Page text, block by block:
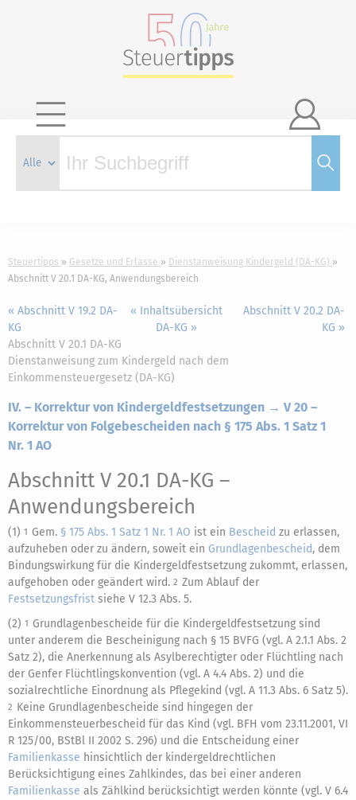

Steuertipps Gesetze und Erlasse
Dienstanweisung Kindergeld (DA-KG)
Abschnitt V 20.1 DA-KG, Anwendungsbereich
« Abschnitt V 19.2 DA-
KG
« Inhaltsübersicht
DA-KG »
Abschnitt V 20.2 DA-
KG »
Abschnitt V 20.1 DA-KG
Dienstanweisung zum Kindergeld nach dem
Einkommensteuergesetz (DA-KG)
IV. – Korrektur von Kindergeldfestsetzungen → V 20 –
Korrektur von Folgebescheiden nach § 175 Abs. 1 Satz 1
Nr. 1 AO
Abschnitt V 20.1 DA-KG –
Anwendungsbereich
(1) 1 Gem. § 175 Abs. 1 Satz 1 Nr. 1 AO ist ein Bescheid zu erlassen,
aufzuheben oder zu ändern, soweit ein Grundlagenbescheid, dem
Bindungswirkung für die Kindergeldfestsetzung zukommt, erlassen,
aufgehoben oder geändert wird. 2 Zum Ablauf der
Festsetzungsfrist siehe V 12.3 Abs. 5.
(2) 1 Grundlagenbescheide für die Kindergeldfestsetzung sind
unter anderem die Bescheinigung nach § 15 BVFG (vgl. A 2.1.1 Abs. 2
Satz 2), die Anerkennung als Asylberechtigter oder Flüchtling nach
der Genfer Flüchtlingskonvention (vgl. A 4.4 Abs. 2) und die
sozialrechtliche Einordnung als Pflegekind (vgl. A 11.3 Abs. 6 Satz 5).
2 Keine Grundlagenbescheide sind hingegen der
Einkommensteuerbescheid für das Kind (vgl. BFH vom 23.11.2001, VI
R 125/00, BStBl II 2002 S. 296) und die Entscheidung einer
Familienkasse hinsichtlich der kindergeldrechtlichen
Berücksichtigung eines Zahlkindes, das bei einer anderen
Familienkasse als Zählkind berücksichtigt werden könnte (vgl. V 6.4